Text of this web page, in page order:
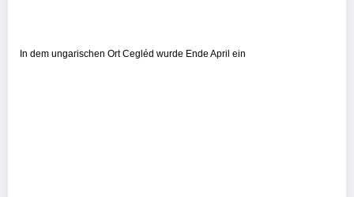
In dem ungarischen Ort Cegléd wurde Ende April ein